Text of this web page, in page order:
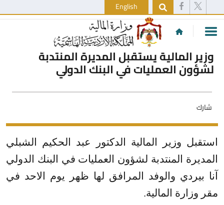
English
وزير المالية يستقبل المديرة المنتدبة
لشؤون العمليات في البنك الدولي
شارك
استقبل وزير المالية الدكتور عبد الحكيم الشبلي
المديرة المنتدبة لشؤون العمليات في البنك الدولي
آنا بيردي والوفد المرافق لها ظهر يوم الاحد في
مقر وزارة المالية.